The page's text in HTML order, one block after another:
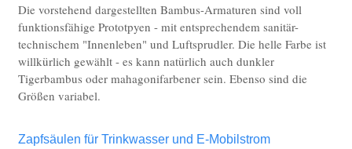
Die vorstehend dargestellten Bambus-Armaturen sind voll
funktionsfähige Prototpyen - mit entsprechendem sanitär-
technischem "Innenleben" und Luftsprudler. Die helle Farbe ist
willkürlich gewählt - es kann natürlich auch dunkler
Tigerbambus oder mahagonifarbener sein. Ebenso sind die
Größen variabel.
Zapfsäulen für Trinkwasser und E-Mobilstrom